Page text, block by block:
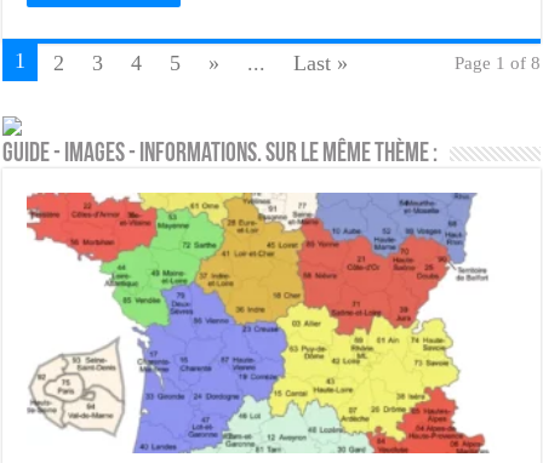
Page 1 of 8
1 2 3 4 5 » ... Last »
Guide - Images - Informations. Sur le même thème :